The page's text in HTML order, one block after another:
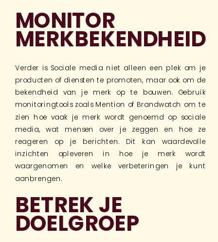
MONITOR
MERKBEKENDHEID
Verder is Sociale media niet alleen een plek om je
producten of diensten te promoten, maar ook om de
bekendheid van je merk op te bouwen. Gebruik
monitoringtools zoals Mention of Brandwatch om te
zien hoe vaak je merk wordt genoemd op sociale
media, wat mensen over je zeggen en hoe ze
reageren op je berichten. Dit kan waardevolle
inzichten opleveren in hoe je merk wordt
waargenomen en welke verbeteringen je kunt
aanbrengen.
BETREK JE
DOELGROEP